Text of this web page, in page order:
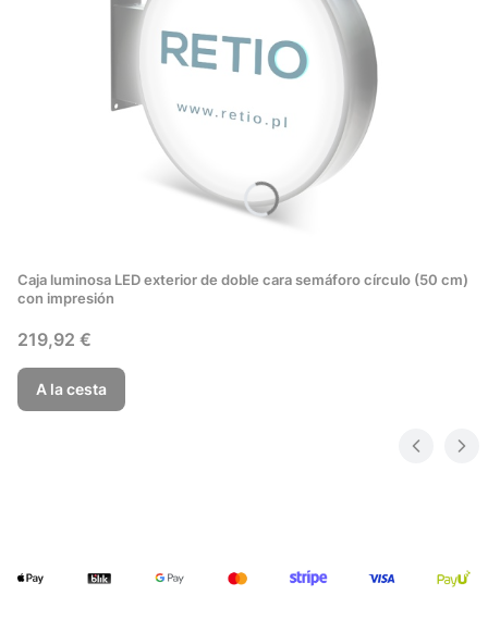
Caja luminosa LED exterior de doble cara semáforo círculo (50 cm)
con impresión
Precio
219,92 €
A la cesta